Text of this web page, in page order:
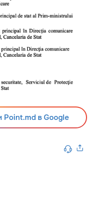
Point.md в Google